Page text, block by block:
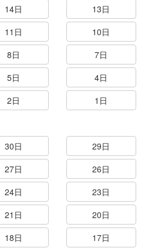
14日
13日
11日
10日
8日
7日
5日
4日
2日 1日
30日
29日
27日
26日
24日
23日
21日
20日
18日
17日